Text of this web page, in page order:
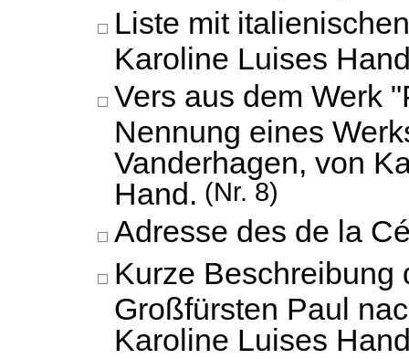
Liste mit
Karoline Luises
Vers aus dem Werk
Nennung eines
Vanderhagen, von
Hand.
(Nr. 8)
Adresse des de la
Kurze Beschreibung
Großfürsten Paul
Karoline Luises